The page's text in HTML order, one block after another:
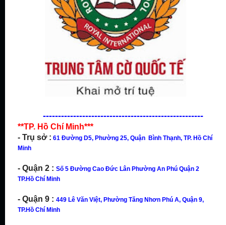
-----------------------------------------------------
**TP. Hồ Chí Minh***
- Trụ sở : 61 Đường D5, Phường 25, Quận Bình Thạnh, TP. Hồ Chí
Minh
- Quận 2 : Số 5 Đường Cao Đức Lân Phường An Phú Quận 2
TP.Hồ Chí Minh
- Quận 9 : 449 Lê Văn Việt, Phường Tăng Nhơn Phú A, Quận 9,
TP.Hồ Chí Minh